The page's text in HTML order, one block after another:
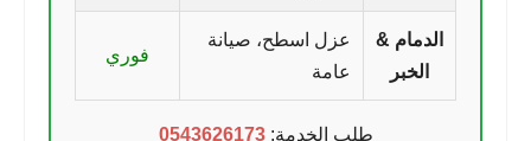
الدمام &
الخبر
عزل اسطح، صيانة
عامة
فوري
طلب الخدمة:0543626173